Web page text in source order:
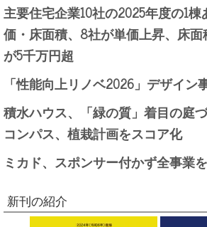
主要住宅企業10社の2025年度の1
価・床面積、8社が単価上昇、床
が5千万円超
「性能向上リノベ2026」デザイン
積水ハウス、「緑の質」着目の庭
コンパス、植栽計画をスコア化
ミカド、スポンサー付かず全事業
新刊の紹介